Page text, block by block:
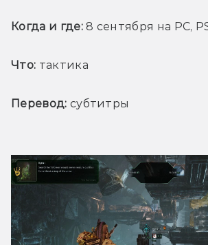
Когда и где: 8 сентября на PC,
Что: тактика
Перевод: субтитры